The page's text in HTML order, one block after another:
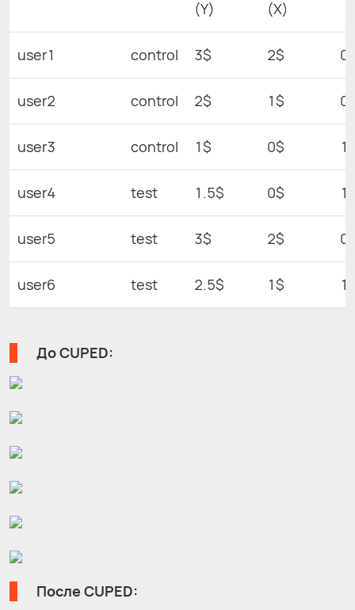
(Y) (X)
user1 control 3$ 2$
user2 control 2$ 1$
user3 control 1$ 0$ 1
user4 test 1.5$ 0$
user5 test 3$ 2$
user6 test 2.5$ 1$
До CUPED:
После CUPED: